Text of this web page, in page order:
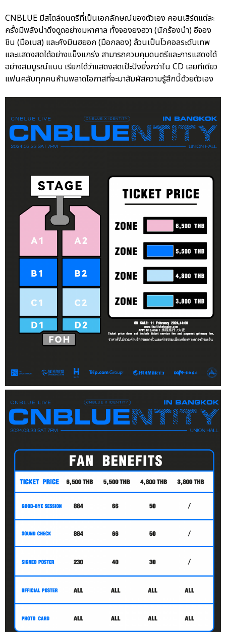
CNBLUE มีสไตล์ดนตรีที่เป็นเอกลักษณ์ของตัวเอง คอนเสิร์ตแต่ละ
ครั้งมีพลังน่าดึงดูดอย่างมหาศาล ทั้งจองยงฮวา (นักร้องนำ) อีจอง
ชิน (มือเบส) และคังมินฮยอก (มือกลอง) ล้วนเป็นโวคอลระดับเทพ
และแสดงสดได้อย่างแข็งแกร่ง สามารถควบคุมดนตรีและการแสดงได้
อย่างสมบูรณ์แบบ เรียกได้ว่าแสดงสดเป๊ะปังยิ่งกว่าใน CD เลยทีเดียว
แฟนคลับทุกคนห้ามพลาดโอกาสที่จะมาสัมผัสความรู้สึกนี้ด้วยตัวเอง